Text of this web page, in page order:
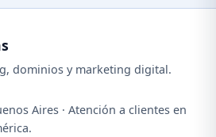
dominios y marketing digital.
Aires · Atención a clientes en